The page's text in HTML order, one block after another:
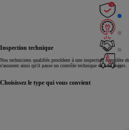
Inspection technique
Nos techniciens qualifiés procèdent à une inspection complète
s'assurent ainsi qu'il passe un contrôle technique en 145 points.
Choisissez le type qui vous convient